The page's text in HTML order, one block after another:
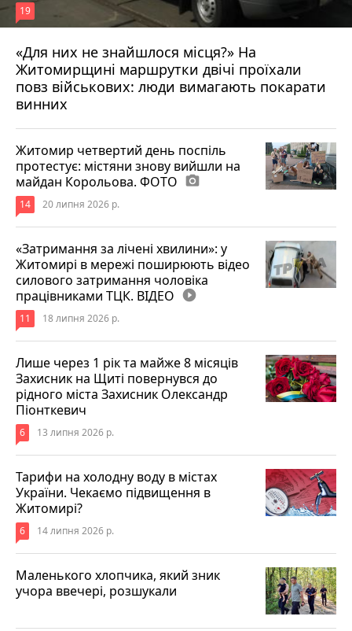
«Для них не знайшлося місця?» На
Житомирщині маршрутки двічі проїхали
повз військових: люди вимагають покарати
винних
19
17 липня 2026 р.
Житомир четвертий день поспіль
протестує: містяни знову вийшли на
майдан Корольова. ФОТО photo_camera
14 20 липня 2026 р.
«Затримання за лічені хвилини»: у
Житомирі в мережі поширюють відео
силового затримання чоловіка
працівниками ТЦК. ВІДЕО play_circle_filled
11 18 липня 2026 р.
Лише через 1 рік та майже 8 місяців
Захисник на Щиті повернувся до
рідного міста Захисник Олександр
Піонткевич
6 13 липня 2026 р.
Тарифи на холодну воду в містах
України. Чекаємо підвищення в
Житомирі?
6 14 липня 2026 р.
Маленького хлопчика, який зник
учора ввечері, розшукали